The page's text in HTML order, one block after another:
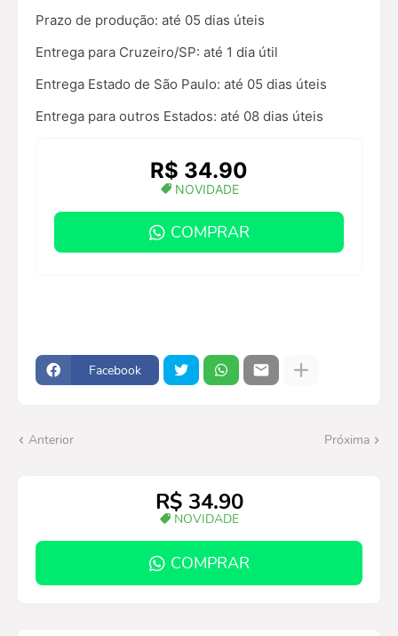
Prazo de produção: até 05 dias úteis
Entrega para Cruzeiro/SP: até 1 dia útil
Entrega Estado de São Paulo: até 05 dias úteis
Entrega para outros Estados: até 08 dias úteis
R$ 34.90
NOVIDADE
COMPRAR
Facebook
Anterior Próxima
R$ 34.90
NOVIDADE
COMPRAR